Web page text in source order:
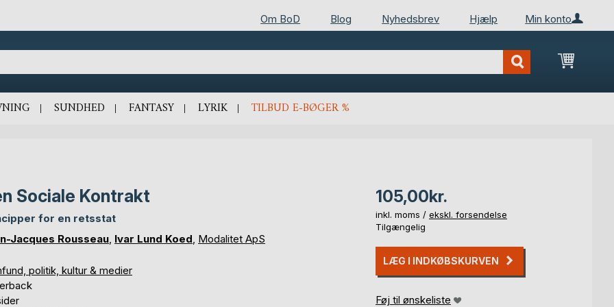
Min konto
Om BoD Blog Nyhedsbrev Hjælp
Min
SUNDHED FANTASY LYRIK TILBUD E-BØGER %
Sociale Kontrakt
for en retsstat
Jacques Rousseau, Ivar Lund Koed, Modalitet ApS
politik, kultur & medier
105,00kr.
inkl. moms / ekskl. forsendelse
Tilgængelig
LÆG I INDKØBSKURVEN
Føj til ønskeliste